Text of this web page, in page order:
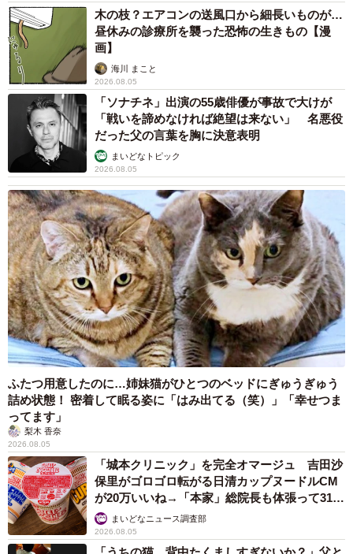
木の枝？エアコンの送風口から細長いものが…
昼休みの診療所を襲った恐怖の生きもの【漫
画】
海川 まこと
2026.08.05
「ソナチネ」出演の55歳俳優が事故で大けが
「戦いを諦めなければ絶望は来ない」 名悪役
だった父の言葉を胸に決意表明
まいどなトピック
2026.08.05
ふたつ用意したのに…姉妹猫がひとつのベッドにぎゅうぎゅう
詰め状態！ 密着して眠る姿に「はみ出てる（笑）」「幸せつま
ってます」
梨木 香奈
2026.08.05
「城本クリニック」を完全オマージュ 吉田沙
保里がゴロゴロ転がる日清カップヌードルCM
が20万いいね→「本家」総院長も体張って31万
いいねまいどなニュース調査部
2026.08.05